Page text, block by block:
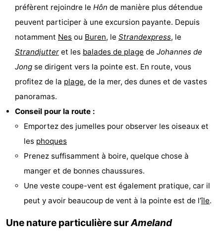
préfèrent rejoindre le Hôn de manière plus détendue
peuvent participer à une excursion payante. Depuis
notamment Nes ou Buren, le Strandexpress, le
Strandjutter et les balades de plage de Johannes de
Jong se dirigent vers la pointe est. En route, vous
profitez de la plage, de la mer, des dunes et de vastes
panoramas.
Conseil pour la route :
Emportez des jumelles pour observer les oiseaux et
les phoques
Prenez suffisamment à boire, quelque chose à
manger et de bonnes chaussures.
Une veste coupe-vent est également pratique, car il
peut y avoir beaucoup de vent à la pointe est de l’île.
Une nature particulière surAmeland